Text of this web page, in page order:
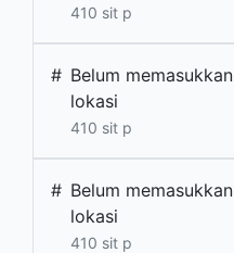
410 sit p
# Belum memasukkan
lokasi
410 sit p
# Belum memasukkan
lokasi
410 sit p